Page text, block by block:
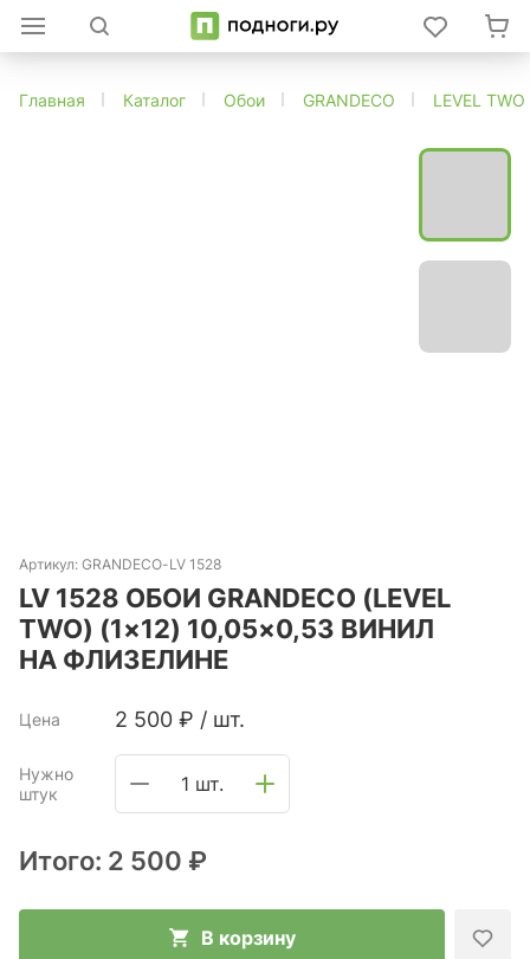
Главная Каталог Обои GRANDECO LEVEL TWO
Артикул: GRANDECO-LV 1528
LV 1528 ОБОИ GRANDECO (LEVEL
TWO) (1×12) 10,05×0,53 ВИНИЛ
НА ФЛИЗЕЛИНЕ
Цена 2 500 ₽ / шт.
Нужно
штук
1 шт.
Итого: 2 500 ₽
В корзину